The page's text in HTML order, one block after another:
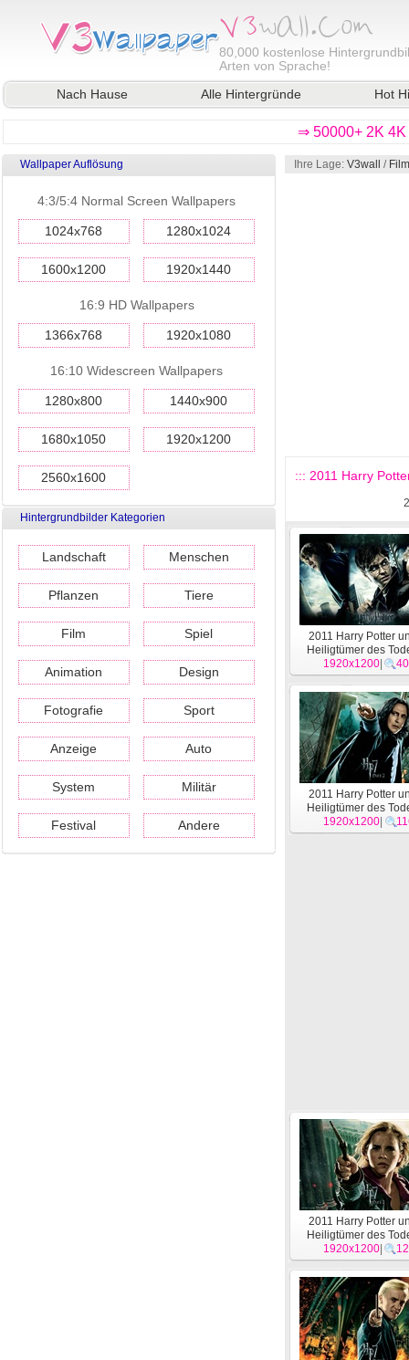
80,000 kostenlose
Arten von Sprache!
Nach Hause
Alle Hintergründe Hot
⇒ 50000+ 2K
Wallpaper Auflösung
4:3/5:4 Normal Screen Wallpapers
1024x768 1280x1024
1600x1200 1920x1440
16:9 HD Wallpapers
1366x768 1920x1080
16:10 Widescreen Wallpapers
1280x800 1440x900
1680x1050 1920x1200
2560x1600
Hintergrundbilder Kategorien
Landschaft Menschen
Pflanzen Tiere
Film Spiel
Animation Design
Fotografie Sport
Anzeige Auto
System Militär
Festival Andere
Ihre Lage: V3wall /
::: 2011 Harry
2011 Harry Potter
Heiligtümer des
Wallpaper #31
1920x1200
2011 Harry Potter
Heiligtümer des
Wallpaper #27
1920x1200
2011 Harry Potter
Heiligtümer des
Wallpaper #23
1920x1200